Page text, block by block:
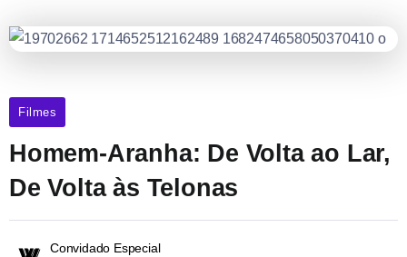
Filmes
Homem-Aranha: De Volta ao Lar,
De Volta às Telonas
Convidado Especial